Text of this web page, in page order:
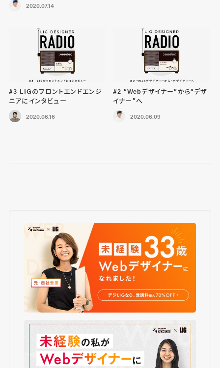
2020.07.14
#3 LIGのフロントエンドエンジ
ニアにインタビュー
2020.06.16
#2 “Webデザイナー”から“デザ
イナー”へ
2020.06.09